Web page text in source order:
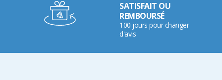
SATISFAIT OU
REMBOURSÉ
100 jours pour changer
d'avis